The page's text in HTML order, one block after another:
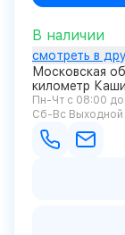
В наличии
смотреть в
Московская
километр
Пн-Чт с 08:00
Сб-Вс Выходной